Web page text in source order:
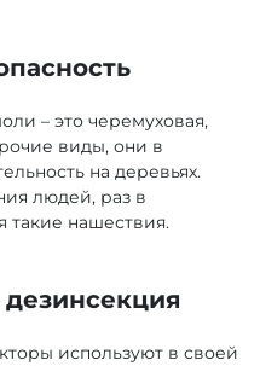
– это черемуховая,
виды, они в
на деревьях.
людей, раз в
такие нашествия.
используют в своей